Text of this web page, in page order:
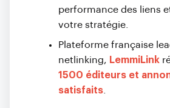
performance des liens
votre stratégie.
Plateforme française
netlinking, LemmiLink
1500 éditeurs et
satisfaits